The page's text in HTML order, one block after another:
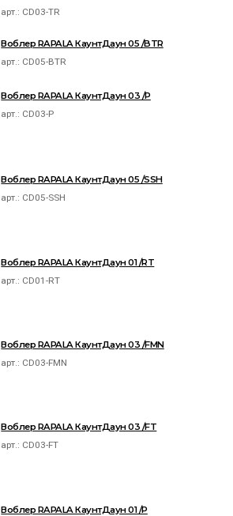
арт.: CD03-TR
Воблер RAPALA КаунтДаун 05 /BTR
арт.: CD05-BTR
Воблер RAPALA КаунтДаун 03 /P
арт.: CD03-P
Воблер RAPALA КаунтДаун 05 /SSH
арт.: CD05-SSH
Воблер RAPALA КаунтДаун 01 /RT
арт.: CD01-RT
Воблер RAPALA КаунтДаун 03 /FMN
арт.: CD03-FMN
Воблер RAPALA КаунтДаун 03 /FT
арт.: CD03-FT
Воблер RAPALA КаунтДаун 01 /P